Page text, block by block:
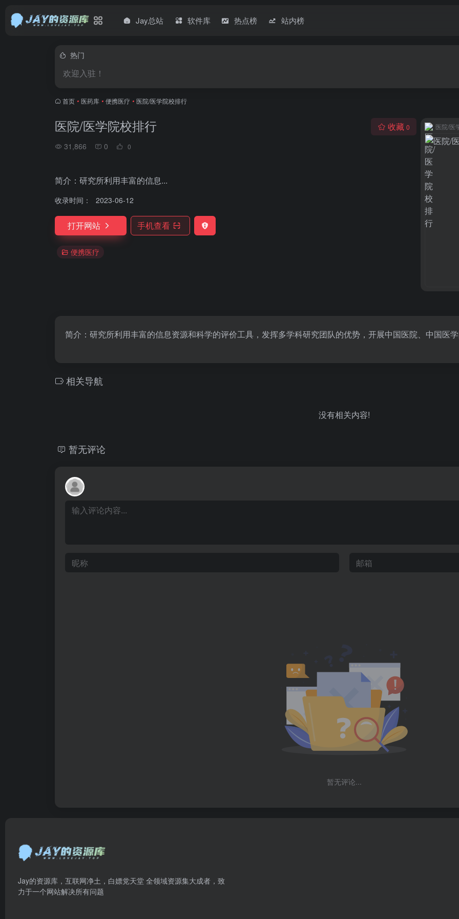
Jay总站 软件库 热点榜 站内榜
热门
欢迎入驻！
首页 • 医药库 • 便携医疗 • 医院/医学院校排行
医院/医学院校排行
31,866 0 0
收藏 0
简介：研究所利用丰富的信息...
收录时间： 2023-06-12
打开网站 手机查看
便携医疗
医院/医
简介：研究所利用丰富的信息资源和科学的评价工具，发挥多学科研究团队的优势，开展中国医院、中国医
相关导航
没有相关内容!
暂无评论
暂无评论...
Jay的资源库，互联网净土，白嫖党天堂 全领域资源集大成者，致
力于一个网站解决所有问题